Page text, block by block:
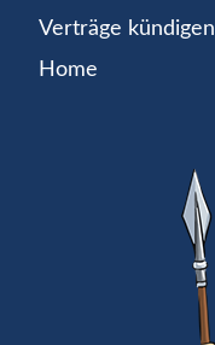
Verträge kündigen
Home